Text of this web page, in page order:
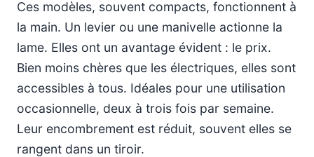
Ces modèles, souvent compacts, fonctionnent à
la main. Un levier ou une manivelle actionne la
lame. Elles ont un avantage évident : le prix.
Bien moins chères que les électriques, elles sont
accessibles à tous. Idéales pour une utilisation
occasionnelle, deux à trois fois par semaine.
Leur encombrement est réduit, souvent elles se
rangent dans un tiroir.